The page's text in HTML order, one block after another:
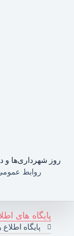
روز شهرداری‌ها و
روابط
پایگاه های
پایگاه